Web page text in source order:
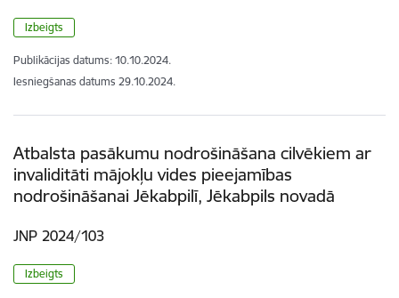
Izbeigts
Publikācijas datums: 10.10.2024.
Iesniegšanas datums 29.10.2024.
Atbalsta pasākumu nodrošināšana cilvēkiem ar
invaliditāti mājokļu vides pieejamības
nodrošināšanai Jēkabpilī, Jēkabpils novadā
JNP 2024/103
Izbeigts